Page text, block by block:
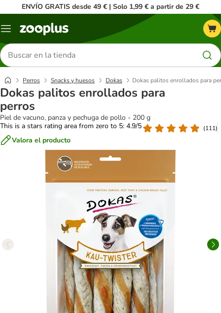
ENVÍO GRATIS desde 49 € | Solo 1,99 € a partir de 29 €
Menú
Buscar
productos
Perros Snacks y huesos Dokas Dokas palitos enrollados para
Dokas palitos enrollados para
perros
Piel de vacuno, panza y pechuga de pollo - 200 g
This is a stars rating area from zero to 5: 4.9/5
(111)
Valora el producto